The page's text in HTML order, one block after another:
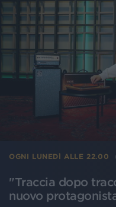
OGNI LUNEDÌ ALLE 22.00
"Traccia dopo
nuovo